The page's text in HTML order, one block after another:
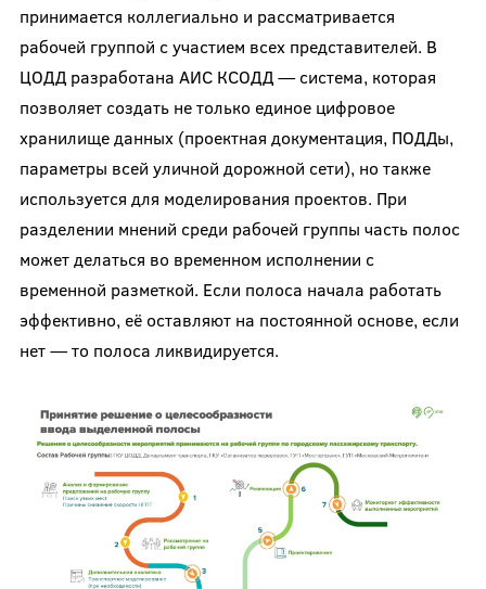
принимается коллегиально и рассматривается
рабочей группой с участием всех представителей. В
ЦОДД разработана АИС КСОДД — система, которая
позволяет создать не только единое цифровое
хранилище данных (проектная документация, ПОДДы,
параметры всей уличной дорожной сети), но также
используется для моделирования проектов. При
разделении мнений среди рабочей группы часть полос
может делаться во временном исполнении с
временной разметкой. Если полоса начала работать
эффективно, её оставляют на постоянной основе, если
нет — то полоса ликвидируется.